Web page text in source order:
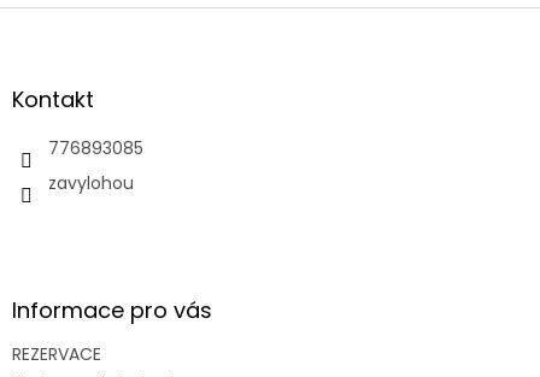
Z
aKontakt
776893085
zavylohou
Informace pro vás
REZERVACE